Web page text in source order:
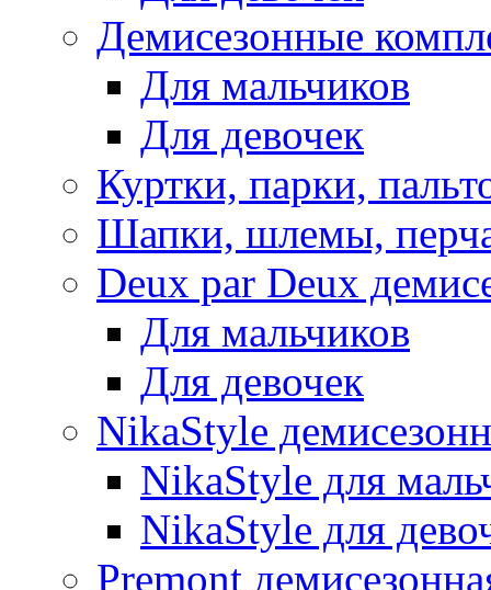
Демисезонные
Для мальчиков
Для девочек
Куртки, парки,
Шапки, шлемы,
Deux par Deux
Для мальчиков
Для девочек
NikaStyle
NikaStyle для
NikaStyle для
Premont